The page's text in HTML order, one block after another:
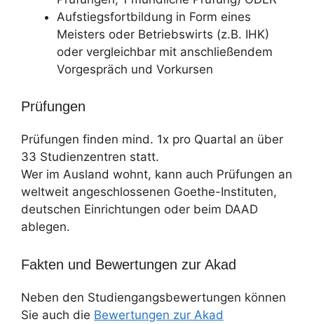
Aufstiegsfortbildung in Form eines
Meisters oder Betriebswirts (z.B. IHK)
oder vergleichbar mit anschließendem
Vorgespräch und Vorkursen
Prüfungen
Prüfungen finden mind. 1x pro Quartal an über
33 Studienzentren statt.
Wer im Ausland wohnt, kann auch Prüfungen an
weltweit angeschlossenen Goethe-Instituten,
deutschen Einrichtungen oder beim DAAD
ablegen.
Fakten und Bewertungen zur Akad
Neben den Studiengangsbewertungen können
Sie auch die Bewertungen zur Akad